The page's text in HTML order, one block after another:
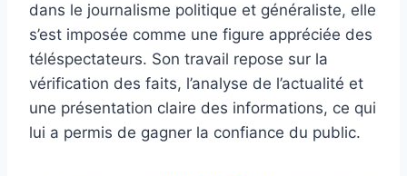
dans le journalisme politique et généraliste, elle
s’est imposée comme une figure appréciée des
téléspectateurs. Son travail repose sur la
vérification des faits, l’analyse de l’actualité et
une présentation claire des informations, ce qui
lui a permis de gagner la confiance du public.